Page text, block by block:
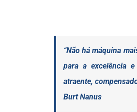
“Não há máquina
para a excelência
atraente,
Burt Nanus